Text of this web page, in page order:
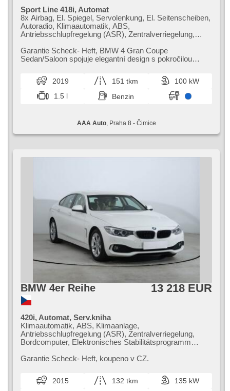
Sport Line 418i, Automat
8x Airbag, El. Spiegel, Servolenkung, El. Seitenscheiben,
Autoradio, Klimaautomatik, ABS,
Antriebsschlupfregelung (ASR), Zentralverriegelung,
(ESP), Nebelscheinwerfer, beheizte Sitze, Ledersitze,
Scheibenwischersensor, starten per Taste,
Automatikgetriebe
Garantie Scheck​- Heft,​ BMW 4 Gran Coupe
Sedan/Saloon spojuje elegantní design s pokročilou
2019 151 tkm
100 kW
1.5 l
Benzin
AAA Auto, Praha 8 - Čimice
BMW 4er Reihe 13 218 EUR
420i, Automat, Serv.kniha
Klimaautomatik, ABS, Klimaanlage,
Antriebsschlupfregelung (ASR), Zentralverriegelung,
Bordcomputer, Elektronisches Stabilitätsprogramm
Scheibenwischersensor, starten per Taste,
Servolenkung, El. Seitenscheiben, Autoradio,
Automatikgetriebe
Garantie Scheck​- Heft,​ koupeno v CZ.
2015 132 tkm
135 kW